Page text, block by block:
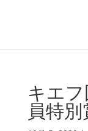
キエ
員特